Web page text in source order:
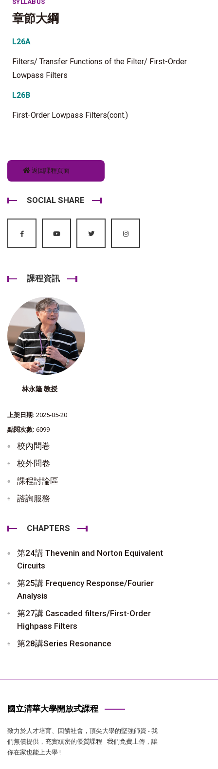
SYLLABUS
章節大綱
L26A
Filters/ Transfer Functions of the Filter/ First-Order
Lowpass Filters
L26B
First-Order Lowpass Filters(cont.)
返回課程頁面
SOCIAL SHARE
課程資訊
林永隆 教授
上架日期: 2025-05-20
點閱次數: 6099
校內問卷
校外問卷
課程討論區
諮詢服務
CHAPTERS
第24講 Thevenin and Norton Equivalent
Circuits
第25講 Frequency Response/Fourier
Analysis
第27講 Cascaded filters/First-Order
Highpass Filters
第28講Series Resonance
國立清華大學開放式課程
致力於人才培育、回饋社會，頂尖大學的堅強師資 - 我
們無償提供，充實縝密的優質課程 - 我們免費上傳，讓
你在家也能上大學 !